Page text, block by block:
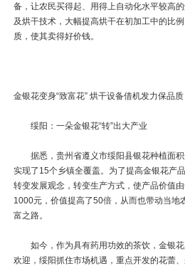
备，让农民买得起、用得上自动化水平较高
及烘干技术，大幅提高烘干在初加工中的比
质，使其卖得好价钱。
金银花变身“致富花” 烘干设备借机发力保品质
绥阳：一朵金银花“转”出大产业
据悉，贵州省遵义市绥阳县银花种植面积
实现了15个乡镇全覆盖。为了提高金银花产
转变发展观念，转变生产方式，使产品价值
1000元，价值提高了50倍，从而也带动当地
富之路。
如今，作为具有药用功效的茶饮，金银花
欢迎，绥阳抓住市场机遇，重点开发的花蕾